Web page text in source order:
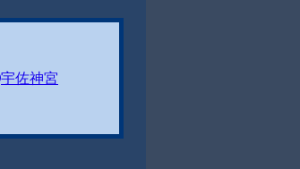
宇佐神宮